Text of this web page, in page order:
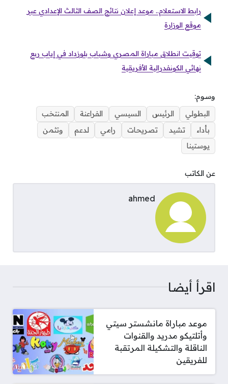
رابط الاستعلام.. موعد إعلان نتائج الصف الثالث الإعدادي عبر
موقع الوزارة
توقيت انطلاق مباراة المصري وشباب بلوزداد في إياب ربع
نهائي الكونفدرالية الأفريقية
وسوم:
البطولي
الرئيس السيسي الفراعنة
المنتخب
بأداء
تشيد تصريحات رامي لدعم
وتثمن
يوستينا
عن الكاتب
ahmed
اقرأ أيضا
موعد مباراة مانشستر سيتي
وأتلتيكو مدريد والقنوات
الناقلة والتشكيلة المرتقبة
للفريقين